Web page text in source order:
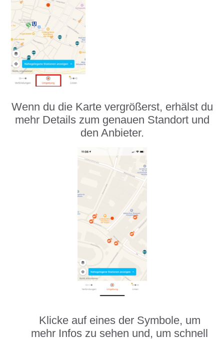
Wenn du die Karte vergrößerst, erhälst du
mehr Details zum genauen Standort und
den Anbieter.
Klicke auf eines der Symbole, um
mehr Infos zu sehen und, um schnell